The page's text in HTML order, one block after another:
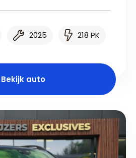
2025 218 PK
Bekijk auto